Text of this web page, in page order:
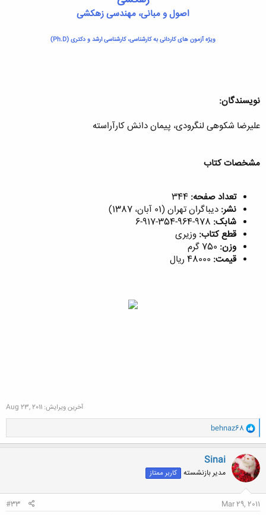
اصول و مبانی، مهندسی زهکشی
ویژه آزمون های کاردانی به کارشناسی، کارشناسی ارشد و دکتری (Ph.D)
نویسندگان:
علیرضا شکوهی لنگرودی، پیمان دانش کارآراسته
مشخصات کتاب
تعداد صفحه:
نشر: دیباگران تهران (01 آبان، 1387)
شابک:
قطع کتاب: وزیری
وزن:
قیمت: 48000 ریال
آخرین ویرایش: Aug 23, 2011
و
ا
ک
ن
ش
ه
ا
behnaz68
Sinai
مدیر بازنشسته کاربر ممتاز
Mar 29, 2011
#33